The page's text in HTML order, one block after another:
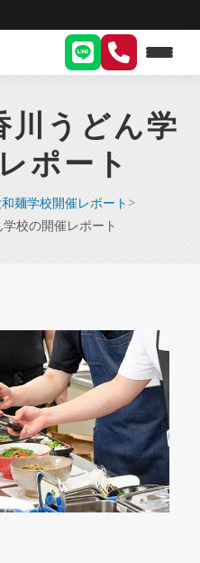
うどん学
ポート
麺学校開催レポート >
校の開催レポート